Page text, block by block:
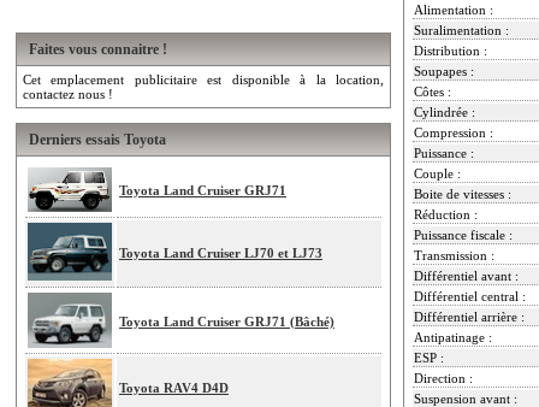
Faites vous connaitre !
Cet emplacement publicitaire est disponible à la location,
contactez nous !
Derniers essais Toyota
Toyota Land Cruiser GRJ71
Toyota Land Cruiser LJ70 et LJ73
Toyota Land Cruiser GRJ71 (Bâché)
Toyota RAV4 D4D
Alimentation :
Suralimentation :
Distribution :
Soupapes :
Côtes :
Cylindrée :
Compression :
Puissance :
Couple :
Boite de vitesses :
Réduction :
Puissance fiscale :
Transmission :
Différentiel avant :
Différentiel central :
Différentiel arrière :
Antipatinage :
ESP :
Direction :
Suspension avant :